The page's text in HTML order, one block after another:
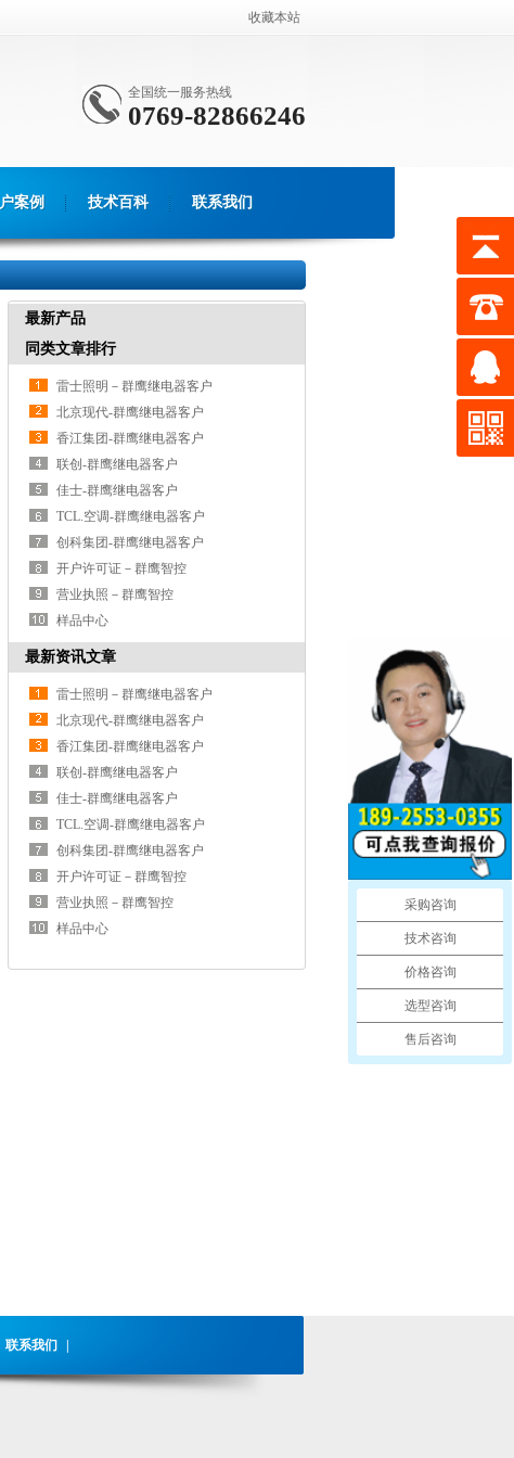
收藏本站
全国统一服务热线
0769-82866246
案例 技术百科 联系我们
最新产品
同类文章排行
雷士照明－群鹰继电器客户
北京现代-群鹰继电器客户
香江集团-群鹰继电器客户
联创-群鹰继电器客户
佳士-群鹰继电器客户
TCL.空调-群鹰继电器客户
创科集团-群鹰继电器客户
开户许可证－群鹰智控
营业执照－群鹰智控
样品中心
最新资讯文章
雷士照明－群鹰继电器客户
北京现代-群鹰继电器客户
香江集团-群鹰继电器客户
联创-群鹰继电器客户
佳士-群鹰继电器客户
TCL.空调-群鹰继电器客户
创科集团-群鹰继电器客户
开户许可证－群鹰智控
营业执照－群鹰智控
样品中心
联系我们
采购咨询
技术咨询
价格咨询
选型咨询
售后咨询